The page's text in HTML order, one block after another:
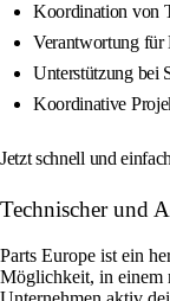
Koordination von
Verantwortung für
Unterstützung bei
Koordinative
Jetzt schnell und
Technischer und
Parts Europe ist ein
Möglichkeit, in einem